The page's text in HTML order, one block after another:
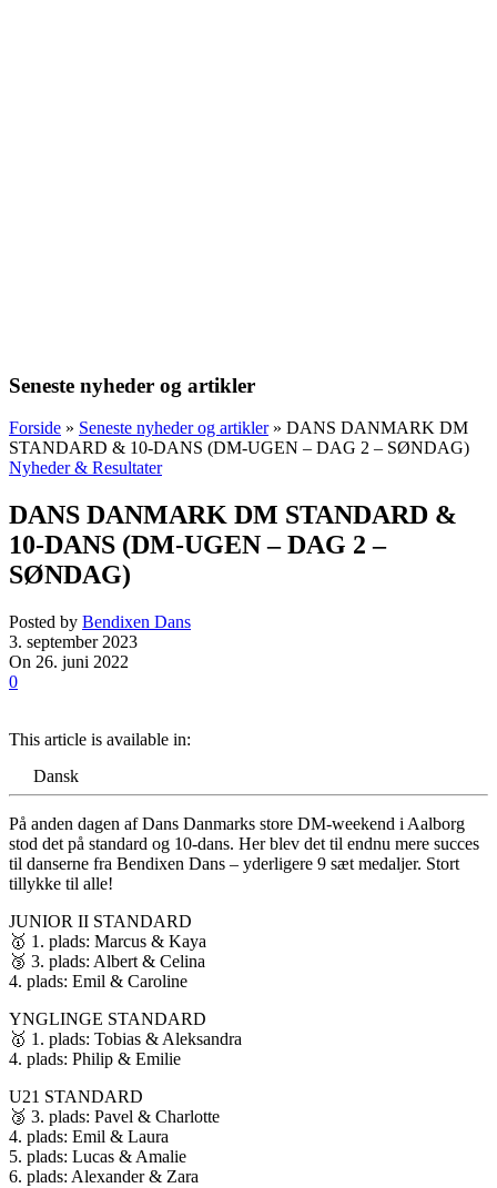
Seneste nyheder og artikler
Forside » Seneste nyheder og artikler» DANS DANMARK DM
STANDARD & 10-DANS (DM-UGEN – DAG 2 – SØNDAG)
Nyheder & Resultater
DANS DANMARK DM STANDARD &
10-DANS (DM-UGEN – DAG 2 –
SØNDAG)
Posted by Bendixen Dans
3. september 2023
On 26. juni 2022
0
This article is available in:
Dansk
På anden dagen af Dans Danmarks store DM-weekend i Aalborg
stod det på standard og 10-dans. Her blev det til endnu mere succes
til danserne fra Bendixen Dans – yderligere 9 sæt medaljer. Stort
tillykke til alle!
JUNIOR II STANDARD
🥇 1. plads: Marcus & Kaya
🥉 3. plads: Albert & Celina
4. plads: Emil & Caroline
YNGLINGE STANDARD
🥇 1. plads: Tobias & Aleksandra
4. plads: Philip & Emilie
U21 STANDARD
🥉 3. plads: Pavel & Charlotte
4. plads: Emil & Laura
5. plads: Lucas & Amalie
6. plads: Alexander & Zara